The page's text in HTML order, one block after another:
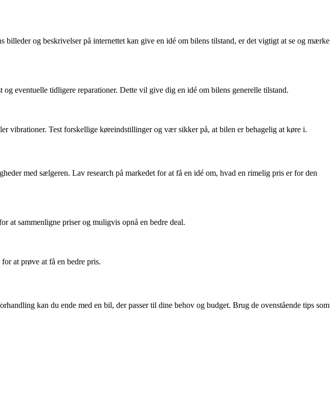
og beskrivelser på internettet kan give en idé om bilens tilstand, er det vigtigt at se og mærke
eventuelle tidligere reparationer. Dette vil give dig en idé om bilens generelle tilstand.
vibrationer. Test forskellige køreindstillinger og vær sikker på, at bilen er behagelig at køre i.
med sælgeren. Lav research på markedet for at få en idé om, hvad en rimelig pris er for den
at sammenligne priser og muligvis opnå en bedre deal.
at prøve at få en bedre pris.
kan du ende med en bil, der passer til dine behov og budget. Brug de ovenstående tips som